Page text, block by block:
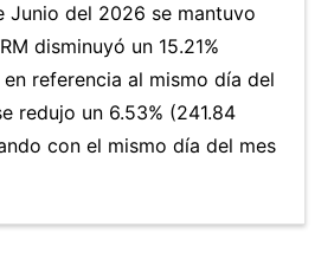
Junio del 2026 se mantuvo
disminuyó un 15.21%
referencia al mismo día del
redujo un 6.53% (241.84
con el mismo día del mes